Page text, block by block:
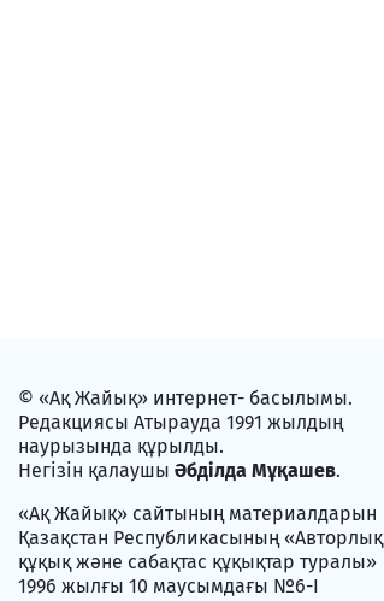
© «Ақ Жайық» интернет- басылымы.
Редакциясы Атырауда 1991 жылдың
наурызында құрылды.
Негізін қалаушы Әбділда Мұқашев.
«Ақ Жайық» сайтының материалдарын
Қазақстан Республикасының «Авторлық
құқық және сабақтас құқықтар туралы»
1996 жылғы 10 маусымдағы №6-I